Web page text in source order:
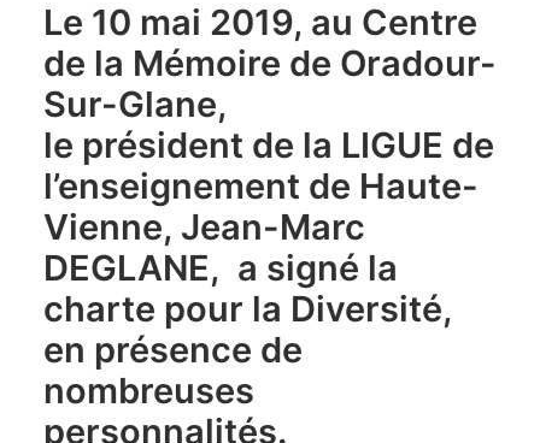
Le 10 mai 2019, au Centre
de la Mémoire de Oradour-
Sur-Glane,
le président de la LIGUE de
l’enseignement de Haute-
Vienne, Jean-Marc
DEGLANE, a signé la
charte pour la Diversité,
en présence de
nombreuses
personnalités.